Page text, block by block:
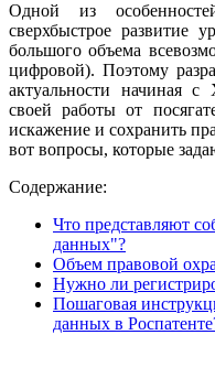
Одной из
сверхбыстрое развитие
большого объема
цифровой). Поэтому
актуальности начиная
своей работы от
искажение и сохранить
вот вопросы, которые
Содержание:
Что представляют
данных"?
Объем правовой
Нужно ли
Пошаговая
данных в